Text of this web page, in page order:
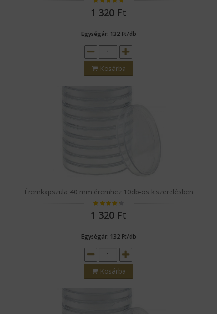
1 320 Ft
Egységár: 132 Ft/db
Kosárba
Éremkapszula 40 mm éremhez 10db-os kiszerelésben
1 320 Ft
Egységár: 132 Ft/db
Kosárba